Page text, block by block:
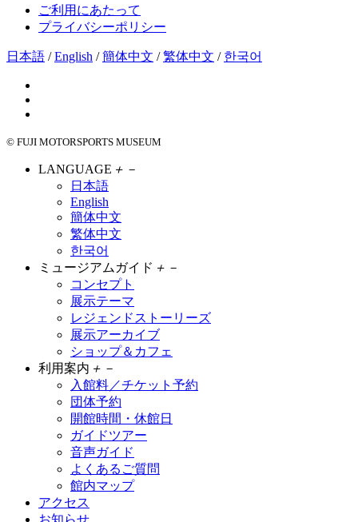
ご利用にあたって
プライバシーポリシー
日本語 /English /簡体中文 /繁体中文 / 한국어
© FUJI MOTORSPORTS MUSEUM
LANGUAGE ＋ －
日本語
English
簡体中文
繁体中文
한국어
ミュージアムガイド ＋ －
コンセプト
展示テーマ
レジェンドストーリーズ
展示アーカイブ
ショップ＆カフェ
利用案内 ＋ －
入館料／チケット予約
団体予約
開館時間・休館日
ガイドツアー
音声ガイド
よくあるご質問
館内マップ
アクセス